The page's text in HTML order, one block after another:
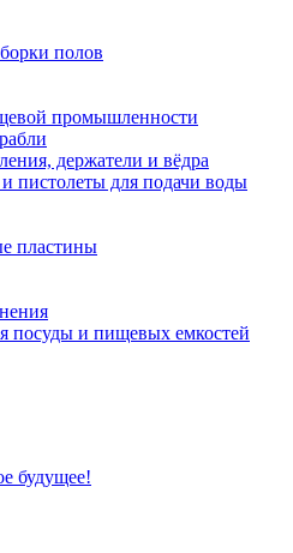
полов
промышленности
держатели и вёдра
пистолеты для подачи воды
пластины
посуды и пищевых емкостей